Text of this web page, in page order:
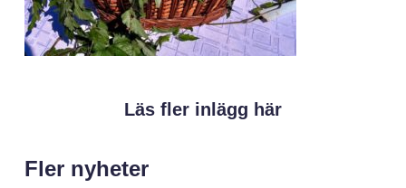
Läs fler inlägg här
Fler nyheter